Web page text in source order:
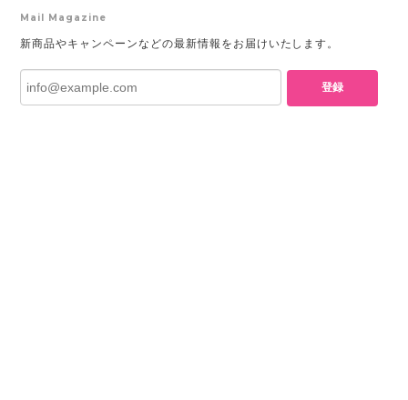
Mail Magazine
新商品やキャンペーンなどの最新情報をお届けいたします。
登録